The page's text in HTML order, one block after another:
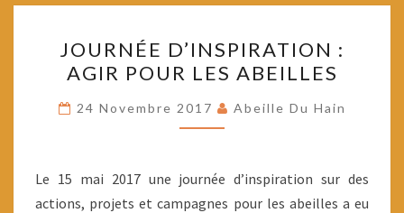
D’INSPIRATION
:
AGIR
POUR
ABEILLES
JOURNÉE D’INSPIRATION :
AGIR POUR LES ABEILLES
24 Novembre 2017 Abeille Du Hain
Le 15 mai 2017 une journée d’inspiration sur des
actions, projets et campagnes pour les abeilles a eu